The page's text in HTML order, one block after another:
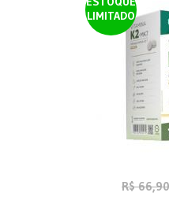
LIMITADO
R$ 66,90